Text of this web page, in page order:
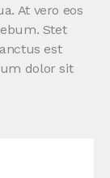
At vero eos
Stet
est
dolor sit